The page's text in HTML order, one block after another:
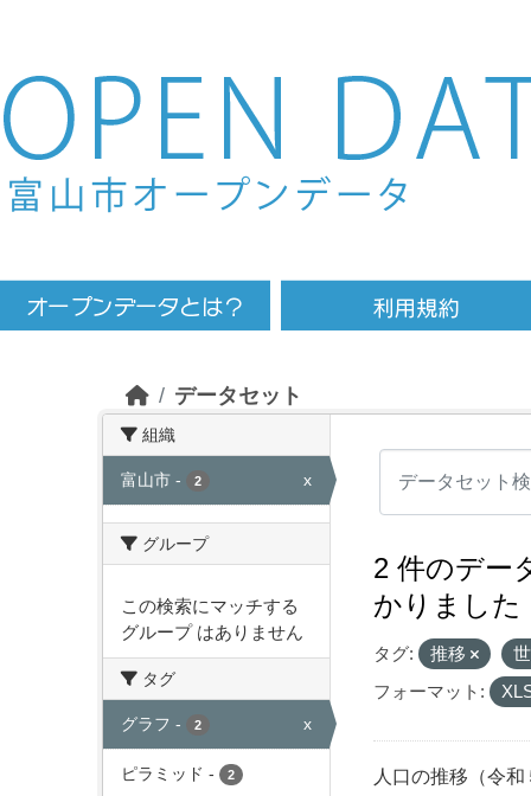
Skip to main content
データセット
組織
富山市 - 2 x
グループ
この検索にマッチする
グループ はありません
タグ
グラフ - 2 x
ピラミッド - 2
2 件のデー
かりました
タグ: 推移
フォーマット:
人口の推移（令和